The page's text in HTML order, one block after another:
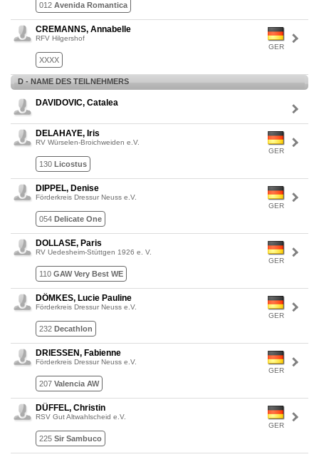
012 Avenida Romantica
GER
CREMANNS, Annabelle
RFV Hilgershof
XXXX
D - NAME DES TEILNEHMERS
DAVIDOVIC, Catalea
GER
DELAHAYE, Iris
RV Würselen-Broichweiden e.V.
130 Licostus
GER
DIPPEL, Denise
Förderkreis Dressur Neuss e.V.
054 Delicate One
GER
DOLLASE, Paris
RV Uedesheim-Stüttgen 1926 e. V.
110 GAW Very Best WE
GER
DÖMKES, Lucie Pauline
Förderkreis Dressur Neuss e.V.
232 Decathlon
GER
DRIESSEN, Fabienne
Förderkreis Dressur Neuss e.V.
207 Valencia AW
GER
DÜFFEL, Christin
RSV Gut Altwahlscheid e.V.
225 Sir Sambuco